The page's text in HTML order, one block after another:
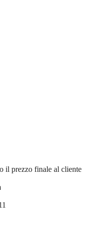
il prezzo finale al cliente